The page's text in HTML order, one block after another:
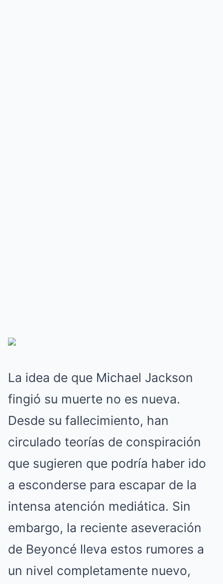
La idea de que Michael Jackson
fingió su muerte no es nueva.
Desde su fallecimiento, han
circulado teorías de conspiración
que sugieren que podría haber ido
a esconderse para escapar de la
intensa atención mediática. Sin
embargo, la reciente aseveración
de Beyoncé lleva estos rumores a
un nivel completamente nuevo,